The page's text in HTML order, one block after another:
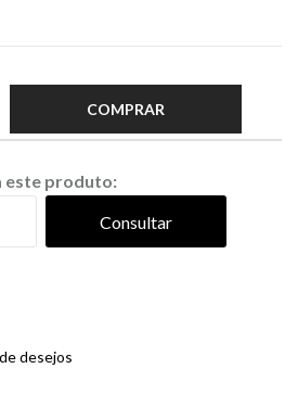
COMPRAR
este produto:
Consultar
desejos